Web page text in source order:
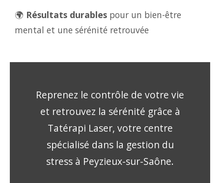
🌍 Résultats durables pour un bien-être
mental et une sérénité retrouvée
Reprenez le contrôle de votre vie
et retrouvez la sérénité grâce à
Tatérapi Laser, votre centre
spécialisé dans la gestion du
stress à Peyzieux-sur-Saône.